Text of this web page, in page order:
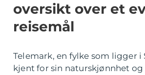
oversikt over et
reisemål
Telemark, en fylke som ligger i
kjent for sin naturskjønnhet